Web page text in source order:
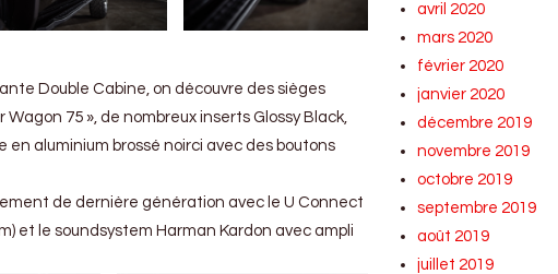
Double Cabine, on découvre des sièges
75 », de nombreux inserts Glossy Black,
aluminium brossé noirci avec des boutons
de dernière génération avec le U Connect
et le soundsystem Harman Kardon avec ampli
avril 2020
mars 2020
février 2020
janvier 2020
décembre 2019
novembre 2019
octobre 2019
septembre 2019
août 2019
juillet 2019